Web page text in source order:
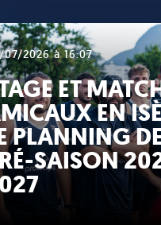
2026 à 16:07
ET
EN
PLANNING
SAISON